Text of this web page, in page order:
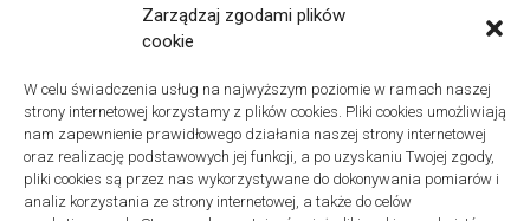
Zarządzaj zgodami plików
cookie
W celu świadczenia usług na najwyższym poziomie w ramach naszej
strony internetowej korzystamy z plików cookies. Pliki cookies umożliwiają
nam zapewnienie prawidłowego działania naszej strony internetowej
oraz realizację podstawowych jej funkcji, a po uzyskaniu Twojej zgody,
pliki cookies są przez nas wykorzystywane do dokonywania pomiarów i
analiz korzystania ze strony internetowej, a także do celów
Remonty
Znaczenie detali montażowych w codziennej pracy technicznej
Remonty
Podłogi winylowe – jakie mają zalety w porównaniu z drewnianymi
2 listopada 2025